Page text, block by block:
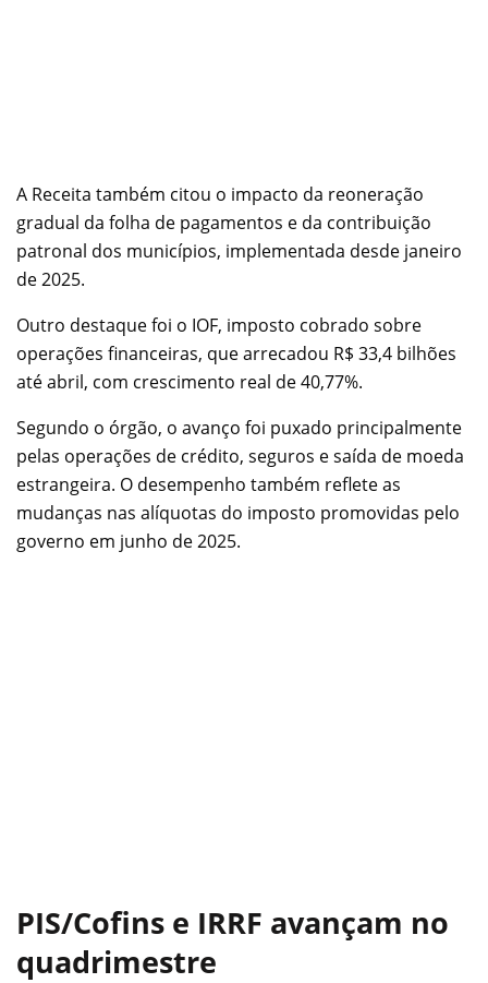
A Receita também citou o impacto da reoneração
gradual da folha de pagamentos e da contribuição
patronal dos municípios, implementada desde janeiro
de 2025.
Outro destaque foi o IOF, imposto cobrado sobre
operações financeiras, que arrecadou R$ 33,4 bilhões
até abril, com crescimento real de 40,77%.
Segundo o órgão, o avanço foi puxado principalmente
pelas operações de crédito, seguros e saída de moeda
estrangeira. O desempenho também reflete as
mudanças nas alíquotas do imposto promovidas pelo
governo em junho de 2025.
PIS/Cofins e IRRF avançam no
quadrimestre